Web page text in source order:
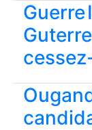
Guerre